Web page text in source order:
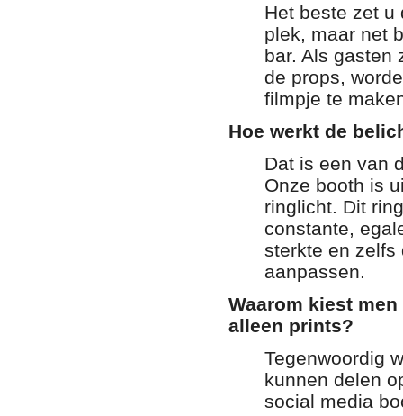
Het beste zet
plek, maar net
bar. Als gasten
de props,
filmpje te
Hoe werkt de
Dat is een van
Onze booth is
ringlicht. Dit
constante,
sterkte en zelfs
aanpassen.
Waarom kiest
alleen prints?
Tegenwoordig
kunnen delen
social media